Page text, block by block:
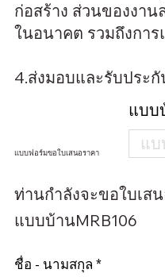
ก่อสร้าง ส่วนของงา
ในอนาคต รวมถึงการ
4.ส่งมอบและรับประกั
แบบ
ชื่อ - นามสกุล
ท่านกำลังจะขอใบเส
แบบบ้านMRB106
แบบฟอร์มขอใบเสนอราคา